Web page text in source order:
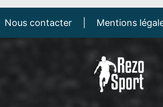
Nous contacter Mentions